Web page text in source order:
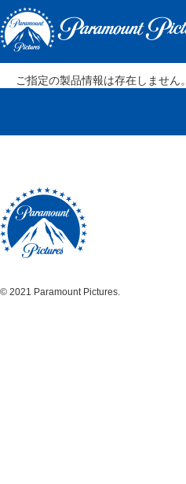
ご指定の製品情報は存在しません。
© 2021 Paramount Pictures.